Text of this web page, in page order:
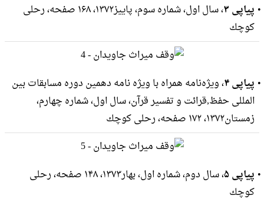
پیاپی ۳
، سال اول، شماره سوم، پاییز۱۳۷۲، ۱۶۸ صفحه، رحلى
كوچك
پیاپی ۴ ، ویژه‌نامه همراه با ویژه نامه دهمین دوره مسابقات بین
المللی حفظ,قرائت و تفسیر قرآن، سال اول، شماره چهارم،
زمستان۱۳۷۲، ۱۷۲ صفحه، رحلى كوچك
پیاپی ۵
، سال دوم، شماره اول، بهار۱۳۷۳، ۱۴۸ صفحه، رحلى
كوچك